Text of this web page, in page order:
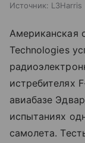
Источник: L3Harris
Американская
Technologies
истребителях
авиабазе
испытаниях
самолета.